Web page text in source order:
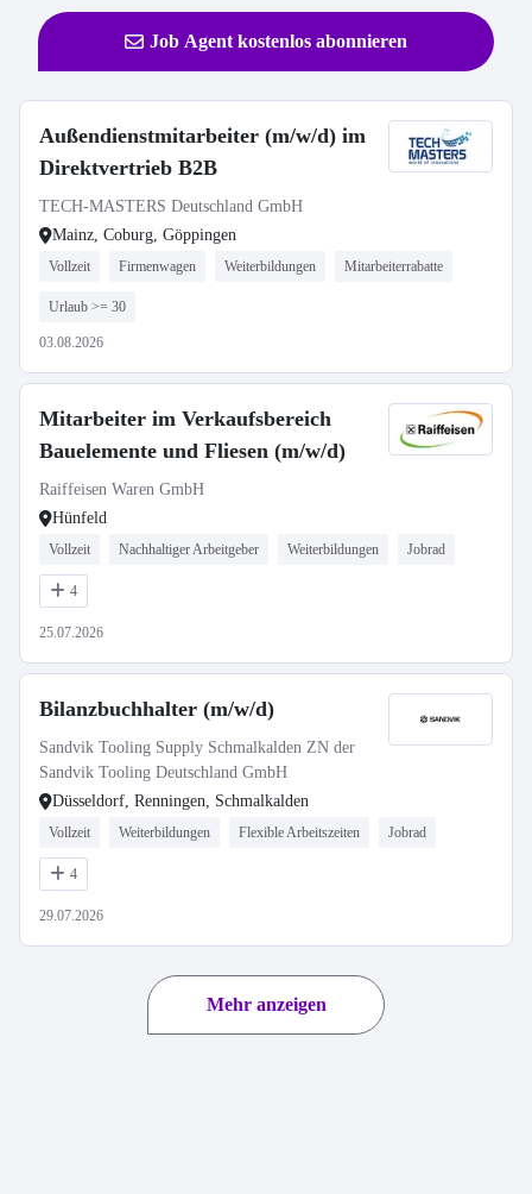
Job Agent kostenlos abonnieren
Außendienstmitarbeiter (m/w/d) im
Direktvertrieb B2B
TECH-MASTERS Deutschland GmbH
Mainz, Coburg, Göppingen
Vollzeit Firmenwagen Weiterbildungen Mitarbeiterrabatte
Urlaub >= 30
03.08.2026
Mitarbeiter im Verkaufsbereich
Bauelemente und Fliesen (m/w/d)
Raiffeisen Waren GmbH
Hünfeld
Vollzeit Nachhaltiger Arbeitgeber Weiterbildungen Jobrad
4
25.07.2026
Bilanzbuchhalter (m/w/d)
Sandvik Tooling Supply Schmalkalden ZN der
Sandvik Tooling Deutschland GmbH
Düsseldorf, Renningen, Schmalkalden
Vollzeit Weiterbildungen Flexible Arbeitszeiten Jobrad
4
29.07.2026
Mehr anzeigen